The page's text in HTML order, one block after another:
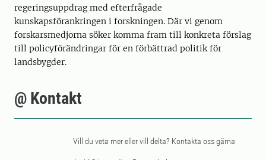
regeringsuppdrag med efterfrågade
kunskapsförankringen i forskningen. Där vi genom
forskarsmedjorna söker komma fram till konkreta förslag
till policyförändringar för en förbättrad politik för
landsbygder.
@ Kontakt
Vill du veta mer eller vill delta? Kontakta oss gärna